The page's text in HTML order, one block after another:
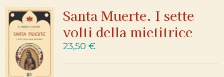
Santa Muerte. I sette
volti della mietitrice
23,50 €